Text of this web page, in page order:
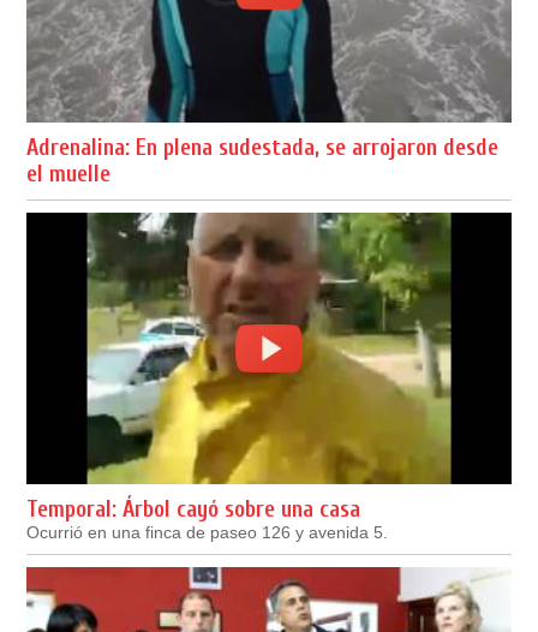
Adrenalina: En plena sudestada, se arrojaron desde
el muelle
Temporal: Árbol cayó sobre una casa
Ocurrió en una finca de paseo 126 y avenida 5.